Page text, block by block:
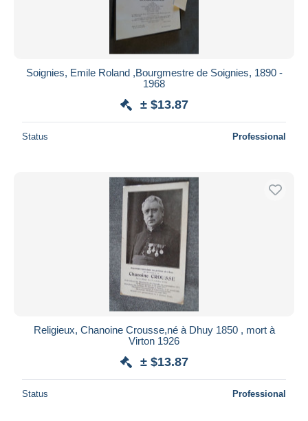
Soignies, Emile Roland ,Bourgmestre de Soignies, 1890 -
1968
± $13.87
Status Professional
Religieux, Chanoine Crousse,né à Dhuy 1850 , mort à
Virton 1926
± $13.87
Status Professional